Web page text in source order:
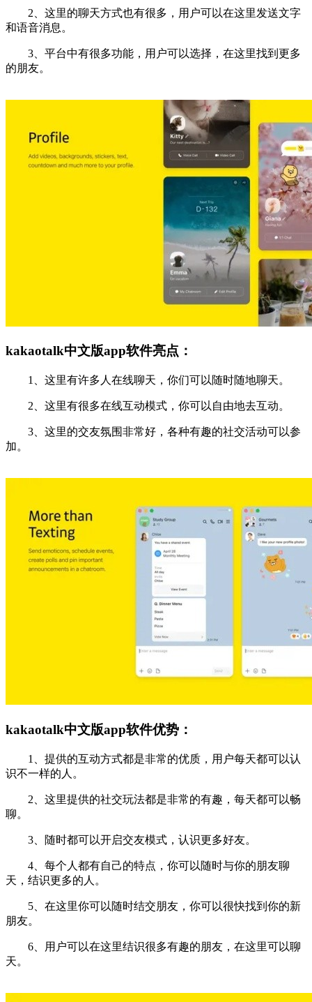
2、这里的聊天方式也有很多，用户可以在这里发送文字
和语音消息。
3、平台中有很多功能，用户可以选择，在这里找到更多
的朋友。
kakaotalk中文版app软件亮点：
1、这里有许多人在线聊天，你们可以随时随地聊天。
2、这里有很多在线互动模式，你可以自由地去互动。
3、这里的交友氛围非常好，各种有趣的社交活动可以参
加。
kakaotalk中文版app软件优势：
1、提供的互动方式都是非常的优质，用户每天都可以认
识不一样的人。
2、这里提供的社交玩法都是非常的有趣，每天都可以畅
聊。
3、随时都可以开启交友模式，认识更多好友。
4、每个人都有自己的特点，你可以随时与你的朋友聊
天，结识更多的人。
5、在这里你可以随时结交朋友，你可以很快找到你的新
朋友。
6、用户可以在这里结识很多有趣的朋友，在这里可以聊
天。